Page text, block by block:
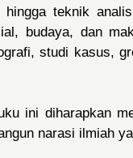
teknik
budaya, dan
studi kasus,
ini diharapkan
narasi ilmiah